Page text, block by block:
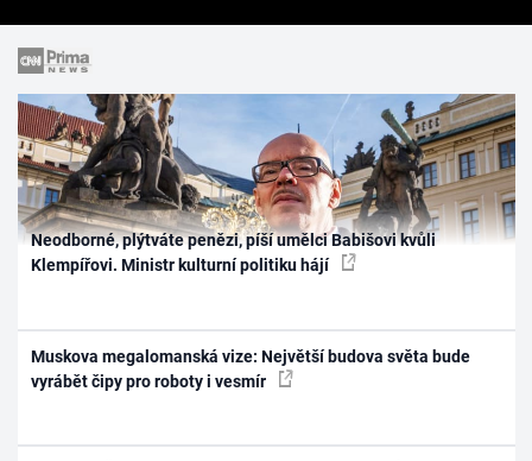
Neodborné, plýtváte penězi, píší umělci Babišovi kvůli
Klempířovi. Ministr kulturní politiku hájí
Muskova megalomanská vize: Největší budova světa bude
vyrábět čipy pro roboty i vesmír